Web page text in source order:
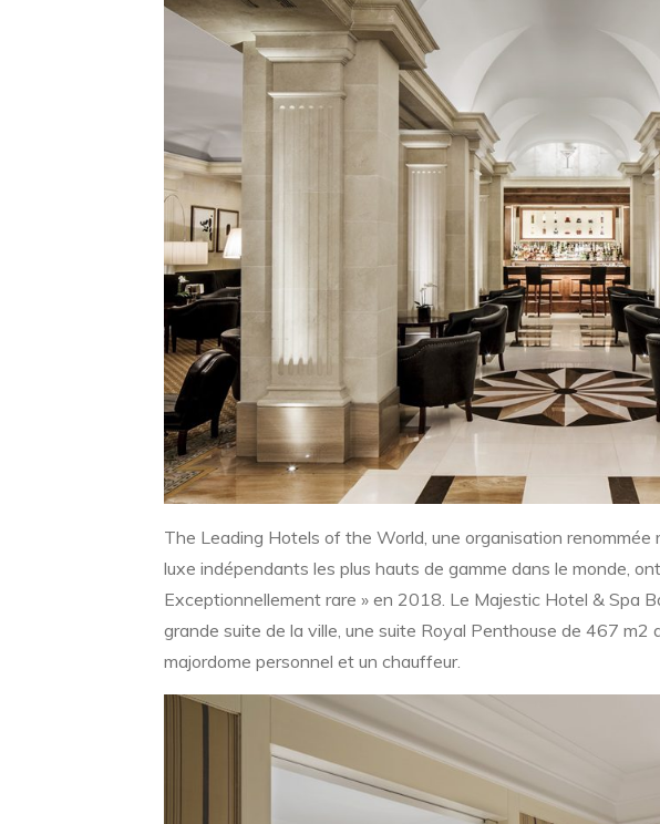
The Leading Hotels of the World, une organisation
luxe indépendants les plus hauts de gamme dans le monde,
Exceptionnellement rare » en 2018. Le Majestic Hotel & Spa
grande suite de la ville, une suite Royal Penthouse de 467 m2
majordome personnel et un chauffeur.